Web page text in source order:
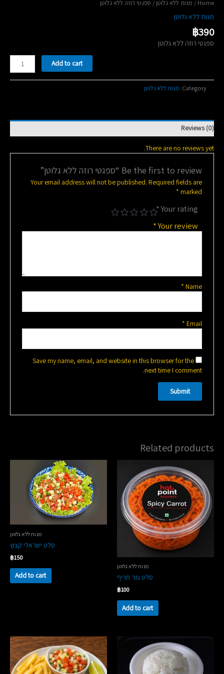
Home
/ מנות ללא גלוטן / ‏ספגטי רוזה ללא גלוטן
מנות ללא גלוטן
฿390
‏ספגטי רוזה ללא גלוטן
רוזה
ללא
Add to cart
Category: מנות ללא גלוטן
Reviews (0)
There are no reviews yet.
Be the first to review “‏ספגטי רוזה ללא גלוטן”
Your email address will not be published. Required fields are
marked
*
Your rating
*
Your review
*
Name
*
Email
*
Save my name, email, and website in this browser for the
next time I comment.
Related products
מנות ללא גלוטן
סלט גזר חריף
฿100
Add to cart
מנות ללא גלוטן
סלט ישראלי קצוץ
฿150
Add to cart